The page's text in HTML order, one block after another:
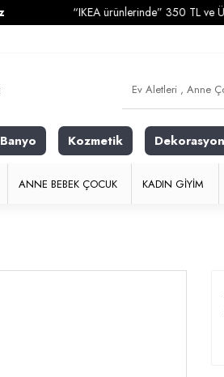
“IKEA ürünlerinde” 350 TL ve Üzeri
Banyo Kozmetik Dekorasyon
ANNE BEBEK ÇOCUK KADIN GIYIM